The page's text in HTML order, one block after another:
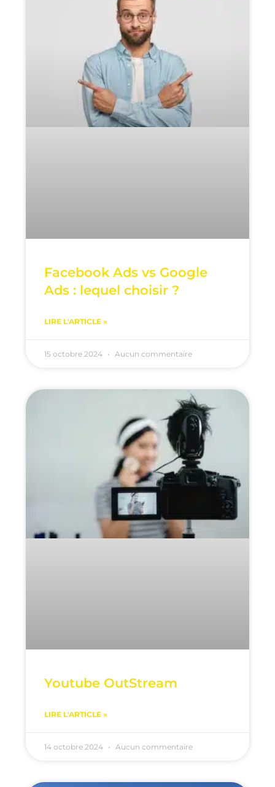
Facebook Ads vs Google
Ads : lequel choisir ?
LIRE L'ARTICLE »
15 octobre 2024 Aucun commentaire
Youtube OutStream
LIRE L'ARTICLE »
14 octobre 2024 Aucun commentaire